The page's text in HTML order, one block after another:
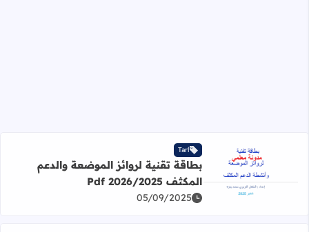
اقرأ المزيد عن بطاقة تقنية لروائز الموضعة والدعم المكثف 2026/2025 Pdf
Tarl
بطاقة تقنية لروائز الموضعة والدعم
المكثف 2026/2025 Pdf
05/09/2025